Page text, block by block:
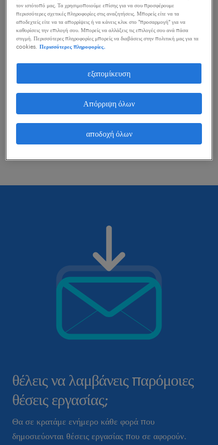
μπορείς να κάνεις για να σε βοηθήσουν.
εξέτασε το ενδεχόμενο να αφαιρέσεις ορισμένα
Αναζήτησες θέσεις εργασίας για μια
συγκεκριμένη περιοχή; Προσπάθησε να
διευρύνεις τη χιλιομετρική εμβέλεια γύρω από
Άλλαξε τον τίτλο θέσης ή τις λέξεις κλειδιά και
θέλεις να λαμβάνεις παρόμοιες
θέσεις εργασίας;
Θα σε κρατάμε ενήμερο κάθε φορά που
δημοσιεύονται θέσεις εργασίας που σε αφορούν.
τον ιστότοπό μας. Τα χρησιμοποιούμε επίσης για να σου προσφέρουμε
περισσότερες σχετικές πληροφορίες στις αναζητήσεις. Μπορείς είτε να τα
αποδεχτείς είτε να τα απορρίψεις ή να κάνεις κλικ στο "προσαρμογή" για να
καθορίσεις την επιλογή σου. Μπορείς να αλλάξεις τις επιλογές σου ανά πάσα
στιγμή. Περισσότερες πληροφορίες μπορείς να διαβάσεις στην πολιτική μας για τα
cookies.
Περισσότερες πληροφορίες.
εξατομίκευση
Απόρριψη όλων
αποδοχή όλων